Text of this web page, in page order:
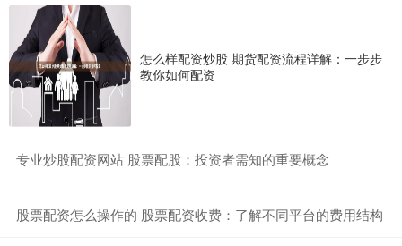
怎么样配资炒股 期货配资流程详解：一步步
教你如何配资
​专业炒股配资网站 股票配股：投资者需知的重要概念
​股票配资怎么操作的 股票配资收费：了解不同平台的费用结构